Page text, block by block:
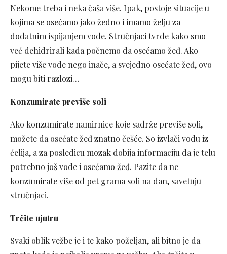
Nekome treba i neka čaša više. Ipak, postoje situacije u
kojima se osećamo jako žedno i imamo želju za
dodatnim ispijanjem vode. Stručnjaci tvrde kako smo
već dehidrirali kada počnemo da osećamo žeđ. Ako
pijete više vode nego inače, a svejedno osećate žeđ, ovo
mogu biti razlozi…
Konzumirate previše soli
Ako konzumirate namirnice koje sadrže previše soli,
možete da osećate žeđ znatno češće. So izvlači vodu iz
ćelija, a za posledicu mozak dobija informaciju da je telu
potrebno još vode i osećamo žeđ. Pazite da ne
konzumirate više od pet grama soli na dan, savetuju
stručnjaci.
Trčite ujutru
Svaki oblik vežbe je i te kako poželjan, ali bitno je da